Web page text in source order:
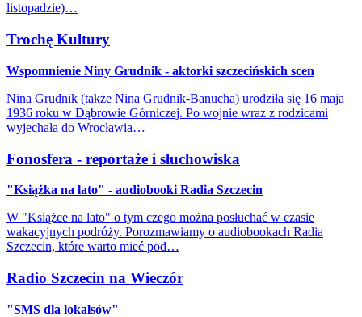
listopadzie)…
Trochę Kultury
Wspomnienie Niny Grudnik - aktorki szczecińskich scen
Nina Grudnik (także Nina Grudnik-Banucha) urodziła się 16 maja
1936 roku w Dąbrowie Górniczej. Po wojnie wraz z rodzicami
wyjechała do Wrocławia…
Fonosfera - reportaże i słuchowiska
"Książka na lato" - audiobooki Radia Szczecin
W "Książce na lato" o tym czego można posłuchać w czasie
wakacyjnych podróży. Porozmawiamy o audiobookach Radia
Szczecin, które warto mieć pod…
Radio Szczecin na Wieczór
"SMS dla lokalsów"